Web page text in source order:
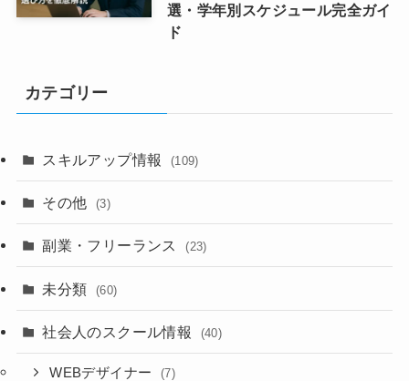
選・学年別スケジュール完全ガイ
ド
カテゴリー
スキルアップ情報 (109)
その他 (3)
副業・フリーランス (23)
未分類 (60)
社会人のスクール情報 (40)
WEBデザイナー (7)